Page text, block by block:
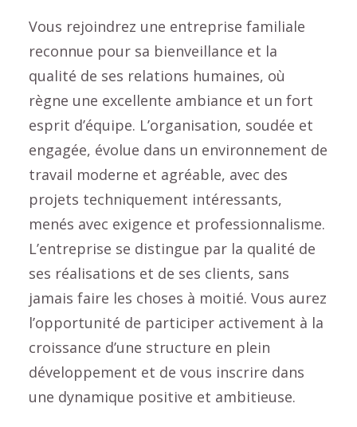
Vous rejoindrez une entreprise familiale
reconnue pour sa bienveillance et la
qualité de ses relations humaines, où
règne une excellente ambiance et un fort
esprit d’équipe. L’organisation, soudée et
engagée, évolue dans un environnement de
travail moderne et agréable, avec des
projets techniquement intéressants,
menés avec exigence et professionnalisme.
L’entreprise se distingue par la qualité de
ses réalisations et de ses clients, sans
jamais faire les choses à moitié. Vous aurez
l’opportunité de participer activement à la
croissance d’une structure en plein
développement et de vous inscrire dans
une dynamique positive et ambitieuse.